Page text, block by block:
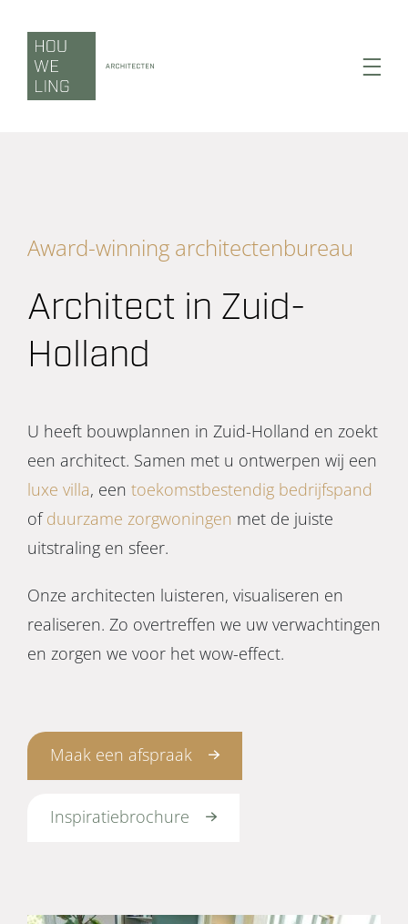
inhoud
Werken
Zorgen
Projecten
Over ons
Contact
Award-winning architectenbureau
Architect in Zuid-
Holland
U heeft bouwplannen in Zuid-Holland en zoekt
een architect. Samen met u ontwerpen wij een
luxe villa, een toekomstbestendig bedrijfspand
ofduurzame zorgwoningen met de juiste
uitstraling en sfeer.
Onze architecten luisteren, visualiseren en
realiseren. Zo overtreffen we uw verwachtingen
en zorgen we voor het wow-effect.
Maak een afspraak
Inspiratiebrochure